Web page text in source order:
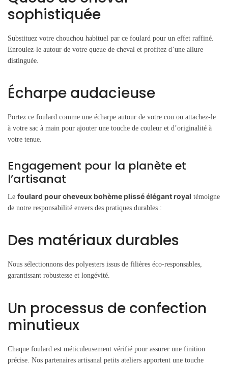
sophistiquée
Substituez votre chouchou habituel par ce foulard pour un effet raffiné.
Enroulez-le autour de votre queue de cheval et profitez d’une allure
distinguée.
Écharpe audacieuse
Portez ce foulard comme une écharpe autour de votre cou ou attachez-le
à votre sac à main pour ajouter une touche de couleur et d’originalité à
votre tenue.
Engagement pour la planète et
l’artisanat
Le foulard pour cheveux bohème plissé élégant royal témoigne
de notre responsabilité envers des pratiques durables :
Des matériaux durables
Nous sélectionnons des polyesters issus de filières éco-responsables,
garantissant robustesse et longévité.
Un processus de confection
minutieux
Chaque foulard est méticuleusement vérifié pour assurer une finition
précise. Nos partenaires artisanal petits ateliers apportent une touche